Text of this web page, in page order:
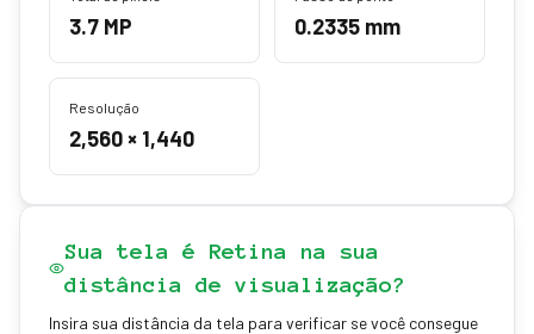
3.7 MP 0.2335 mm
Resolução
2,560 × 1,440
Sua tela é Retina na sua
distância de visualização?
Insira sua distância da tela para verificar se você consegue